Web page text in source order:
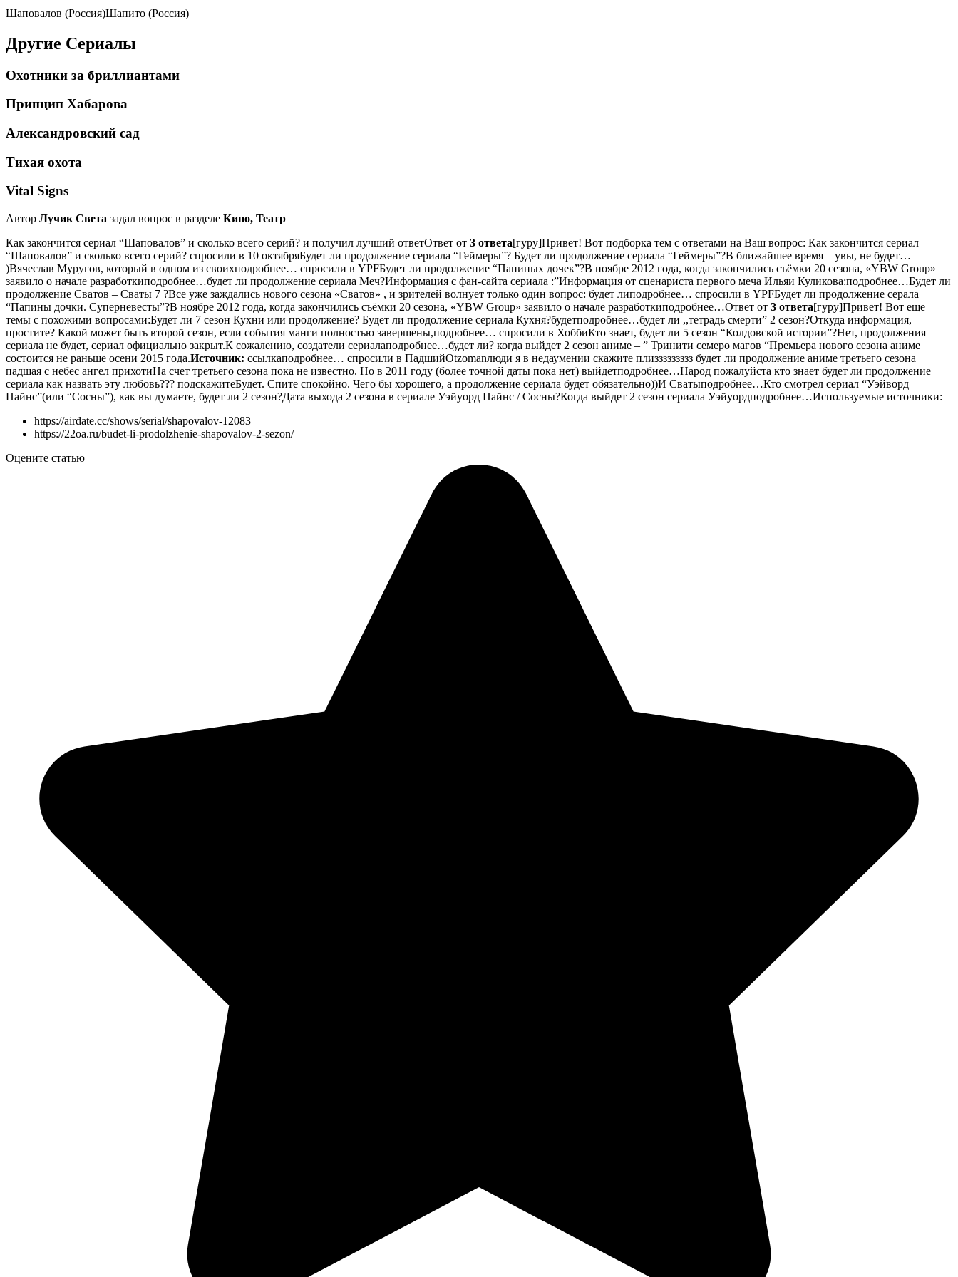
Шаповалов (Россия)Шапито (Россия)
Другие Сериалы
Охотники за бриллиантами
Принцип Хабарова
Александровский сад
Тихая охота
Vital Signs
Автор Лучик Света задал вопрос в разделе Кино, Театр
Как закончится сериал “Шаповалов” и сколько всего серий? и получил лучший ответОтвет от 3 ответа[гуру]Привет! Вот подборка тем с ответами на Ваш вопрос: Как закончится сериал
“Шаповалов” и сколько всего серий? спросили в 10 октябряБудет ли продолжение сериала “Геймеры”? Будет ли продолжение сериала “Геймеры”?В ближайшее время – увы, не будет…
)Вячеслав Муругов, который в одном из своихподробнее… спросили в YPFБудет ли продолжение “Папиных дочек”?В ноябре 2012 года, когда закончились съёмки 20 сезона, «YBW Group»
заявило о начале разработкиподробнее…будет ли продолжение сериала Меч?Информация с фан-сайта сериала :”Информация от сценариста первого меча Ильяи Куликова:подробнее…Будет ли
продолжение Сватов – Сваты 7 ?Все уже заждались нового сезона «Сватов» , и зрителей волнует только один вопрос: будет липодробнее… спросили в YPFБудет ли продолжение серала
“Папины дочки. Суперневесты”?В ноябре 2012 года, когда закончились съёмки 20 сезона, «YBW Group» заявило о начале разработкиподробнее…Ответ от 3 ответа[гуру]Привет! Вот еще
темы с похожими вопросами:Будет ли 7 сезон Кухни или продолжение? Будет ли продолжение сериала Кухня?будетподробнее…будет ли ,,тетрадь смерти” 2 сезон?Откуда информация,
простите? Какой может быть второй сезон, если события манги полностью завершены,подробнее… спросили в ХоббиКто знает, будет ли 5 сезон “Колдовской истории”?Нет, продолжения
сериала не будет, сериал официально закрыт.К сожалению, создатели сериалаподробнее…будет ли? когда выйдет 2 сезон аниме – ” Тринити семеро магов “Премьера нового сезона аниме
состоится не раньше осени 2015 года.Источник: ссылкаподробнее… спросили в ПадшийOtzomanлюди я в недаумении скажите плиззззззззз будет ли продолжение аниме третьего сезона
падшая с небес ангел прихотиНа счет третьего сезона пока не известно. Но в 2011 году (более точной даты пока нет) выйдетподробнее…Народ пожалуйста кто знает будет ли продолжение
сериала как назвать эту любовь??? подскажитеБудет. Спите спокойно. Чего бы хорошего, а продолжение сериала будет обязательно))И Сватыподробнее…Кто смотрел сериал “Уэйворд
Пайнс”(или “Сосны”), как вы думаете, будет ли 2 сезон?Дата выхода 2 сезона в сериале Уэйуорд Пайнс / Сосны?Когда выйдет 2 сезон сериала Уэйуордподробнее…Используемые источники:
https://airdate.cc/shows/serial/shapovalov-12083
https://22oa.ru/budet-li-prodolzhenie-shapovalov-2-sezon/
Оцените статью